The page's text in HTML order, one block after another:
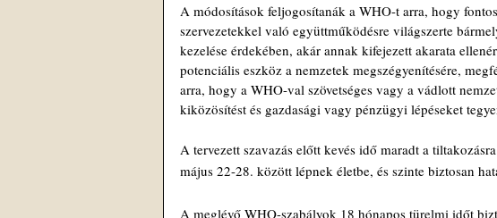
A módosítások feljogosítanák a WHO-t arra, hogy
szervezetekkel való együttműködésre világszerte
kezelése érdekében, akár annak kifejezett akarata
potenciális eszköz a nemzetek megszégyenítésére,
arra, hogy a WHO-val szövetséges vagy a vádlott
kiközösítést és gazdasági vagy pénzügyi lépéseket
A tervezett szavazás előtt kevés idő maradt a
május 22-28. között lépnek életbe, és szinte biztosan
A meglévő WHO-szabályok 18 hónapos türelmi időt